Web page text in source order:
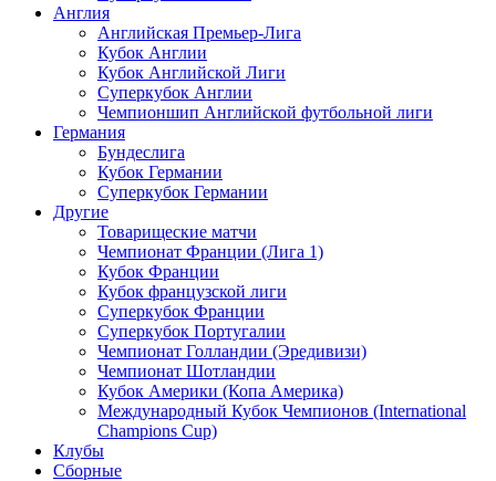
Англия
Английская Премьер-Лига
Кубок Англии
Кубок Английской Лиги
Суперкубок Англии
Чемпионшип Английской футбольной лиги
Германия
Бундеслига
Кубок Германии
Суперкубок Германии
Другие
Товарищеские матчи
Чемпионат Франции (Лига 1)
Кубок Франции
Кубок французской лиги
Суперкубок Франции
Суперкубок Португалии
Чемпионат Голландии (Эредивизи)
Чемпионат Шотландии
Кубок Америки (Копа Америка)
Международный Кубок Чемпионов (International
Champions Cup)
Клубы
Сборные